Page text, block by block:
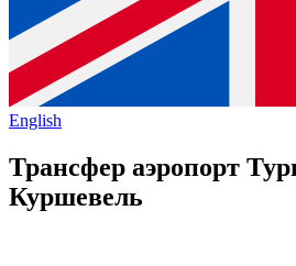
English
Трансфер аэропорт
Куршевель